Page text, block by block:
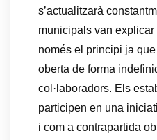
s’actualitzarà
municipals van
només el principi ja
oberta de forma
col·laboradors. Els
participen en una
i com a contrapartida